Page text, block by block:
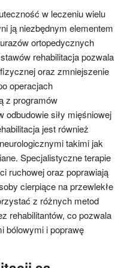
w leczeniu wielu
ją niezbędnym elementem
ortopedycznych
rehabilitacja pozwala
oraz zmniejszenie
operacjach
z programów
odbudowie siły mięśniowej
jest również
takimi jak
Specjalistyczne terapie
ruchowej oraz poprawiają
cierpiące na przewlekłe
z różnych metod
rehabilitantów, co pozwala
bólowymi i poprawę